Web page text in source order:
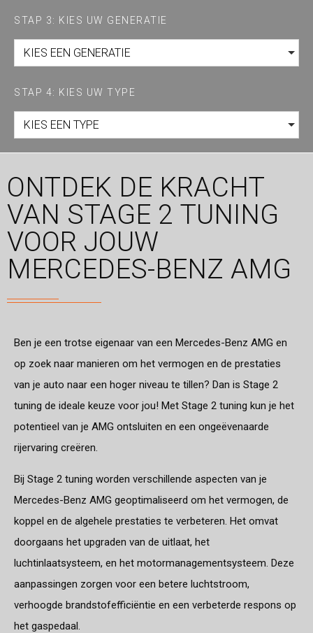
STAP 3: KIES UW GENERATIE
KIES EEN GENERATIE
STAP 4: KIES UW TYPE
KIES EEN TYPE
ONTDEK DE KRACHT
VAN STAGE 2 TUNING
VOOR JOUW
MERCEDES-BENZ AMG
Ben je een trotse eigenaar van een Mercedes-Benz AMG en
op zoek naar manieren om het vermogen en de prestaties
van je auto naar een hoger niveau te tillen? Dan is Stage 2
tuning de ideale keuze voor jou! Met Stage 2 tuning kun je het
potentieel van je AMG ontsluiten en een ongeëvenaarde
rijervaring creëren.
Bij Stage 2 tuning worden verschillende aspecten van je
Mercedes-Benz AMG geoptimaliseerd om het vermogen, de
koppel en de algehele prestaties te verbeteren. Het omvat
doorgaans het upgraden van de uitlaat, het
luchtinlaatsysteem, en het motormanagementsysteem. Deze
aanpassingen zorgen voor een betere luchtstroom,
verhoogde brandstofefficiëntie en een verbeterde respons op
het gaspedaal.